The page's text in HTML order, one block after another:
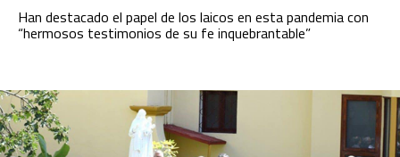
Han destacado el papel de los laicos en esta pandemia con
“hermosos testimonios de su fe inquebrantable”